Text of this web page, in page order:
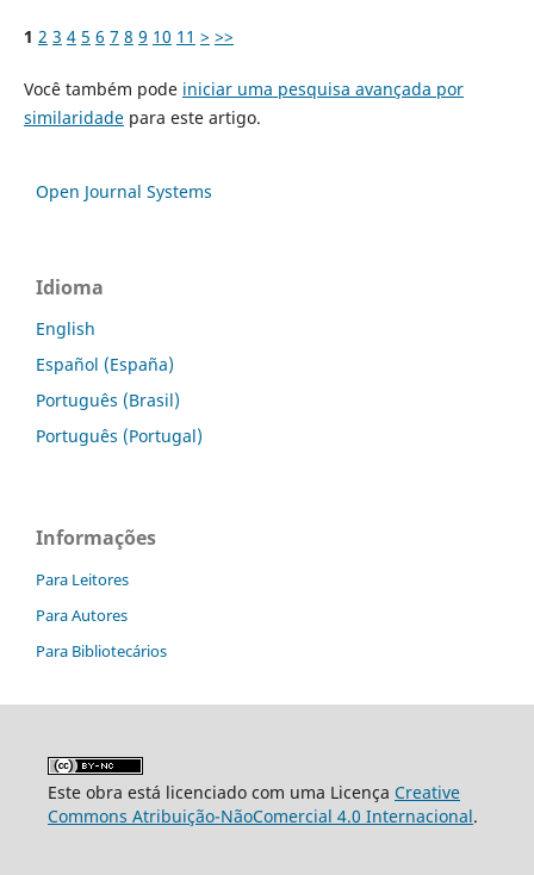
1 2 3 4 5 6 7 8 9 10 11 > >>
Você também pode iniciar uma pesquisa avançada por
similaridadepara este artigo.
Open Journal Systems
Idioma
English
Español (España)
Português (Brasil)
Português (Portugal)
Informações
Para Leitores
Para Autores
Para Bibliotecários
Este obra está licenciado com uma Licença Creative
Commons Atribuição-NãoComercial 4.0 Internacional.